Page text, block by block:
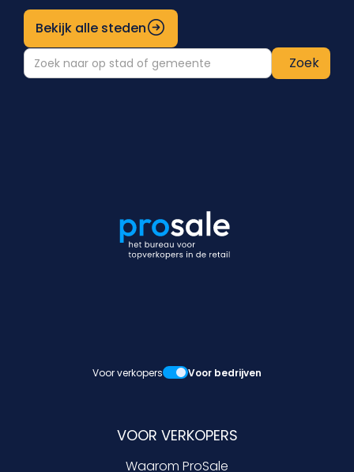
Bekijk alle steden
Voor verkopers Voor bedrijven
VOOR VERKOPERS
Waarom ProSale